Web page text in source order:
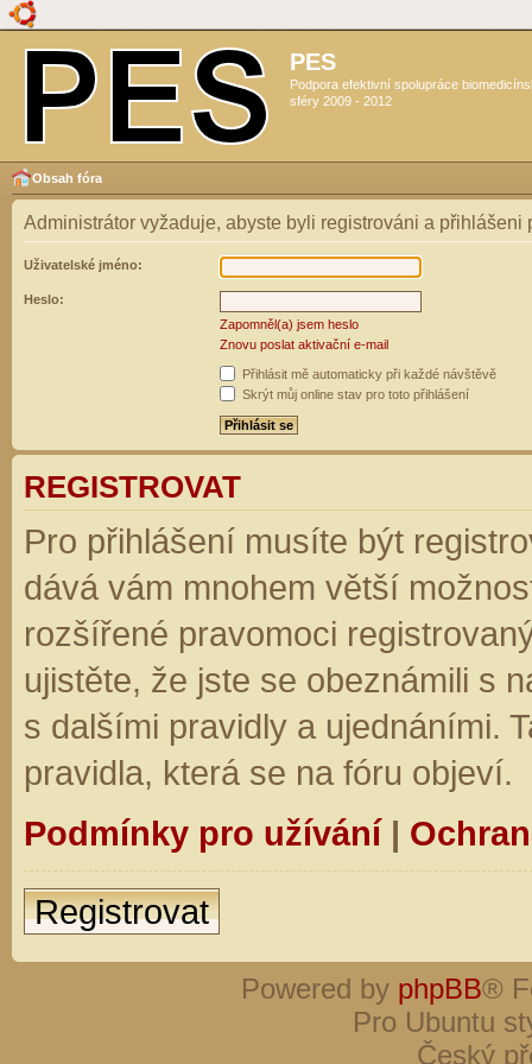
PES
Podpora efektivní spolupráce
sféry 2009 - 2012
Obsah fóra
Administrátor vyžaduje, abyste byli registrováni a přihlášeni
Uživatelské jméno:
Heslo:
Zapomněl(a) jsem heslo
Znovu poslat aktivační e-mail
Přihlásit mě automaticky při každé návštěvě
Skrýt můj online stav pro toto přihlášení
REGISTROVAT
Pro přihlášení musíte být
dává vám mnohem větší
rozšířené pravomoci
ujistěte, že jste se obeznámili s
s dalšími pravidly a ujednáními.
pravidla, která se na fóru objeví.
Podmínky pro užívání|
Registrovat
Powered by phpBB®
Pro Ubuntu
Český